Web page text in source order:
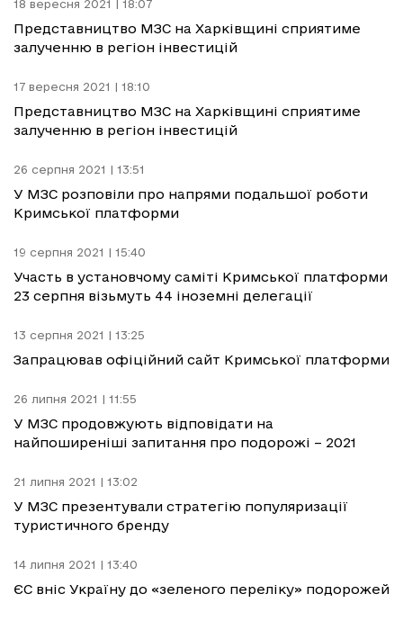
18 вересня 2021 | 18:07
Представництво МЗС на Харківщині сприятиме
залученню в регіон інвестицій
17 вересня 2021 | 18:10
Представництво МЗС на Харківщині сприятиме
залученню в регіон інвестицій
26 серпня 2021 | 13:51
У МЗС розповіли про напрями подальшої роботи
Кримської платформи
19 серпня 2021 | 15:40
Участь в установчому саміті Кримської платформи
23 серпня візьмуть 44 іноземні делегації
13 серпня 2021 | 13:25
Запрацював офіційний сайт Кримської платформи
26 липня 2021 | 11:55
У МЗС продовжують відповідати на
найпоширеніші запитання про подорожі – 2021
21 липня 2021 | 13:02
У МЗС презентували стратегію популяризації
туристичного бренду
14 липня 2021 | 13:40
ЄС вніс Україну до «зеленого переліку» подорожей